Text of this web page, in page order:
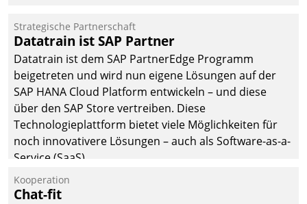
kommunale Wohnungsbauunternehmen daher
gemeinsam mit der Berliner Datatrain GmbH den
Teilprozess der Objektsanierung digitalisiert.
Strategische Partnerschaft
Datatrain ist SAP Partner
Datatrain ist dem SAP PartnerEdge Programm
beigetreten und wird nun eigene Lösungen auf der
SAP HANA Cloud Platform entwickeln – und diese
über den SAP Store vertreiben. Diese
Technologieplattform bietet viele Möglichkeiten für
noch innovativere Lösungen – auch als Software-as-a-
Service (SaaS).
Kooperation
Chat-fit